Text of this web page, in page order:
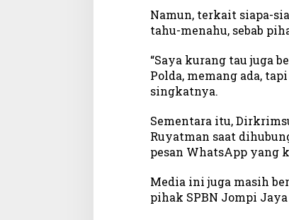
Namun, terkait siapa-
tahu-menahu, sebab
“Saya kurang tau juga
Polda, memang ada,
singkatnya.
Sementara itu,
Ruyatman saat
pesan WhatsApp yang
Media ini juga masih
pihak SPBN Jompi Jaya